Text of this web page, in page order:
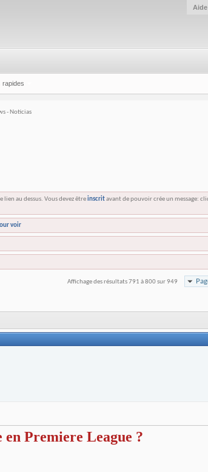
Aide
rapides
- Noticias
au dessus. Vous devez êtreinscritavant de pouvoir crée un message:
voir
Affichage des résultats 791 à 800 sur 949
Premiere League ?